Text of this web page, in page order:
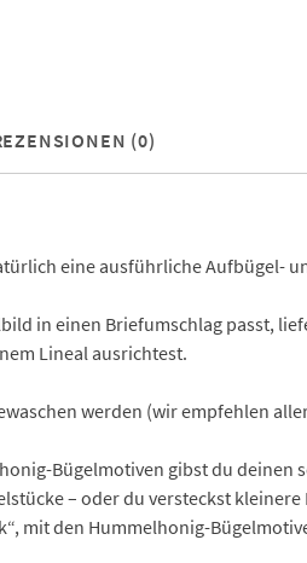
(0)
eine ausführliche Aufbügel-
in einen Briefumschlag passt,
Lineal ausrichtest.
werden (wir empfehlen
Bügelmotiven gibst du deinen
– oder du versteckst
mit den Hummelhonig-